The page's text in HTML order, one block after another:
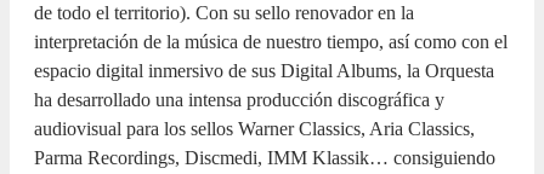
de todo el territorio). Con su sello renovador en la
interpretación de la música de nuestro tiempo, así como con el
espacio digital inmersivo de sus Digital Albums, la Orquesta
ha desarrollado una intensa producción discográfica y
audiovisual para los sellos Warner Classics, Aria Classics,
Parma Recordings, Discmedi, IMM Klassik… consiguiendo